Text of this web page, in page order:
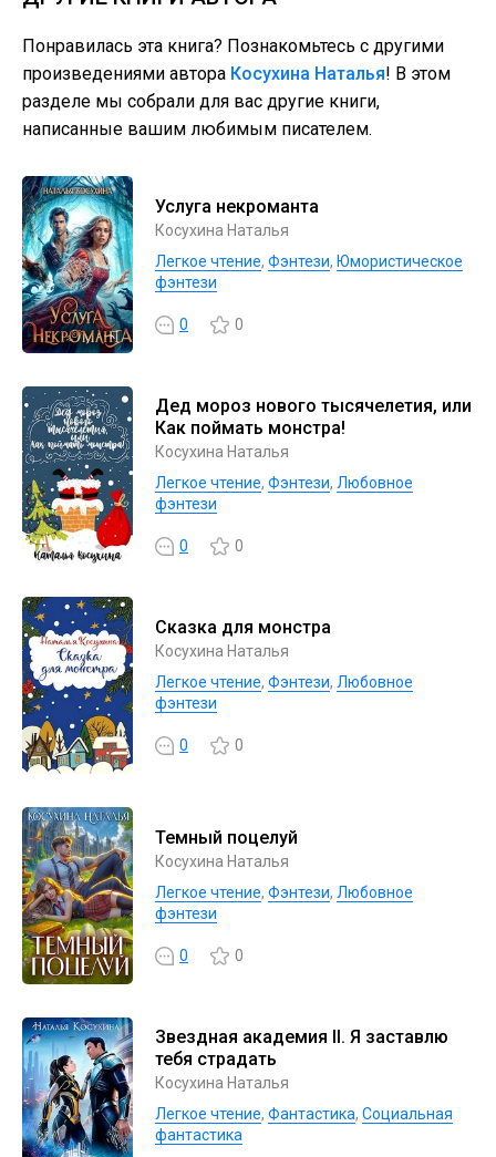
Понравилась эта книга? Познакомьтесь с другими
произведениями автора Косухина Наталья! В этом
разделе мы собрали для вас другие книги,
написанные вашим любимым писателем.
Услуга некроманта
Косухина Наталья
Легкое чтение, Фэнтези, Юмористическое
фэнтези
0 0
Дед мороз нового тысячелетия, или
Как поймать монстра!
Косухина Наталья
Легкое чтение, Фэнтези, Любовное
фэнтези
0 0
Сказка для монстра
Косухина Наталья
Легкое чтение, Фэнтези, Любовное
фэнтези
0 0
Темный поцелуй
Косухина Наталья
Легкое чтение, Фэнтези, Любовное
фэнтези
0 0
Звездная академия II. Я заставлю
тебя страдать
Косухина Наталья
Легкое чтение, Фантастика, Социальная
фантастика